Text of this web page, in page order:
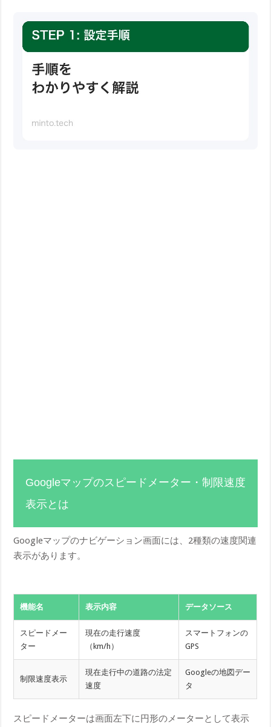
Googleマップのスピードメーター・制限速度
表示とは
Googleマップのナビゲーション画面には、2種類の速度関連
表示があります。
機能名 表示内容 データソース
スピードメー
ター
現在の走行速度
（km/h）
スマートフォンの
GPS
制限速度表示
現在走行中の道路の法定
速度
Googleの地図デー
タ
スピードメーターは画面左下に円形のメーターとして表示